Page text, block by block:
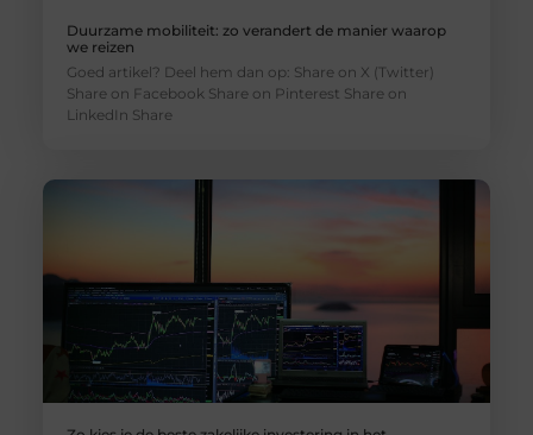
Duurzame mobiliteit: zo verandert de manier waarop
we reizen
Goed artikel? Deel hem dan op: Share on X (Twitter)
Share on Facebook Share on Pinterest Share on
LinkedIn Share